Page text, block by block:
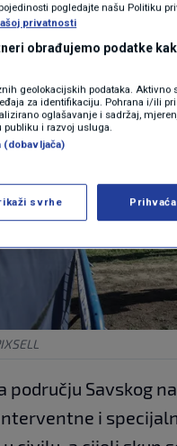
javljaju da je
području Savskog
i
pogledajte našu Politiku
privatnosti
obrađujemo podatke
geolokacijskih podataka. Aktivno
za identifikaciju. Pohrana i/ili
oglašavanje i sadržaj,
publiku i razvoj usluga.
svrhe